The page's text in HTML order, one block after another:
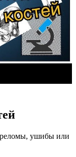
ушибы или